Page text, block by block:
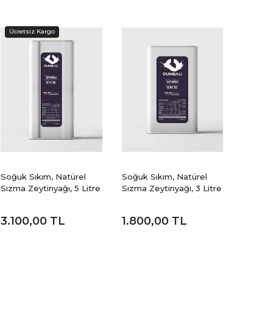
Soğuk Sıkım, Natürel
Sızma Zeytinyağı, 5 Litre
3.100,00 TL
Soğuk Sıkım, Natürel
Sızma Zeytinyağı, 3 Litre
1.800,00 TL